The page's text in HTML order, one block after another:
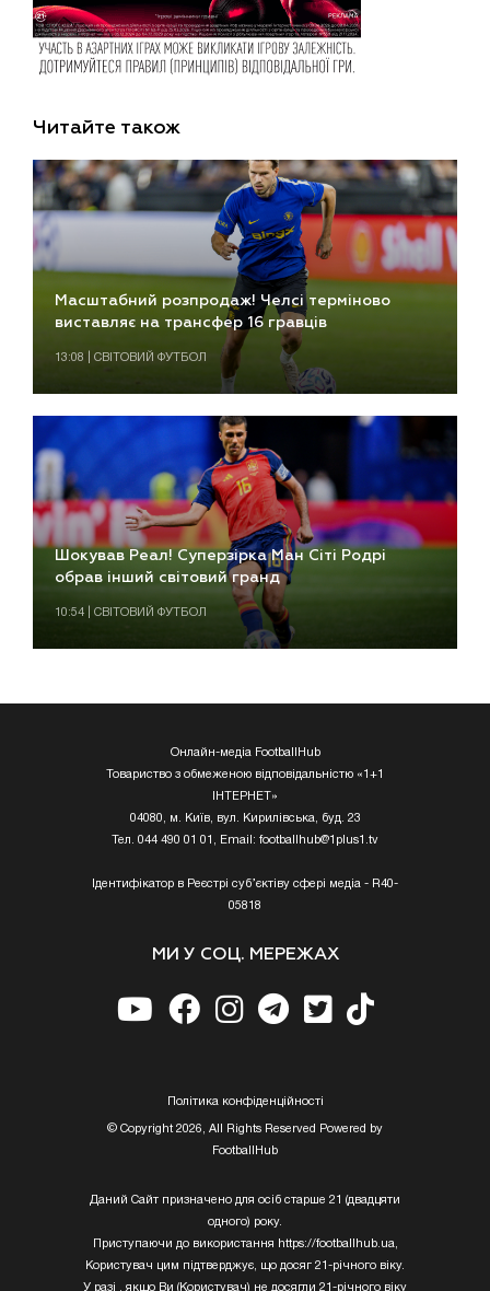
Читайте також
Масштабний розпродаж! Челсі терміново
виставляє на трансфер 16 гравців
13:08 | СВІТОВИЙ ФУТБОЛ
Шокував Реал! Суперзірка Ман Сіті Родрі
обрав інший світовий гранд
10:54 | СВІТОВИЙ ФУТБОЛ
Онлайн-медіа FootballHub
Товариство з обмеженою відповідальністю «1+1
ІНТЕРНЕТ»
04080, м. Київ, вул. Кирилівська, буд. 23
Тел. 044 490 01 01, Email: footballhub@1plus1.tv
Ідентифікатор в Реєстрі суб’єктіву сфері медіа - R40-
05818
МИ У СОЦ. МЕРЕЖАХ
Полiтика конфiденцiйностi
© Copyright 2026, All Rights Reserved Powered by
FootballHub
Даний Сайт призначено для осіб старше 21 (двадцяти
одного) року.
Приступаючи до використання https://footballhub.ua,
Користувач цим підтверджує, що досяг 21-річного віку.
У разі , якщо Ви (Користувач) не досягли 21-річного віку